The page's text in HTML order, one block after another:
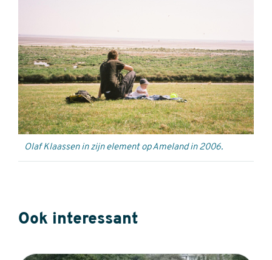
Olaf Klaassen in zijn element op Ameland in 2006.
Ook interessant